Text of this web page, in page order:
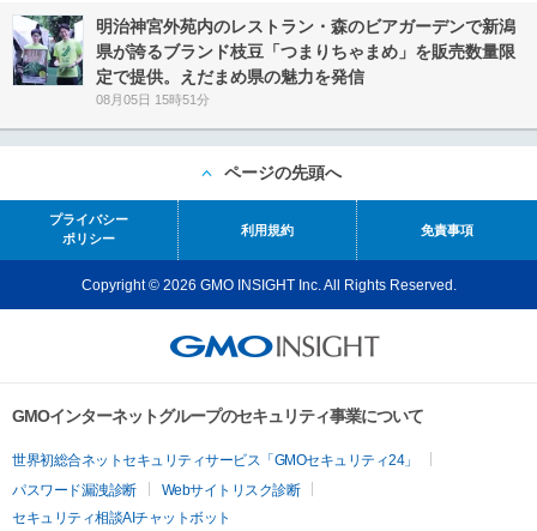
明治神宮外苑内のレストラン・森のビアガーデンで新潟
県が誇るブランド枝豆「つまりちゃまめ」を販売数量限
定で提供。えだまめ県の魅力を発信
08月05日 15時51分
ページの先頭へ
プライバシー
ポリシー
利用規約 免責事項
Copyright © 2026 GMO INSIGHT Inc. All Rights Reserved.
GMOインターネットグループのセキュリティ事業について
世界初総合ネットセキュリティサービス「GMOセキュリティ24」
パスワード漏洩診断
Webサイトリスク診断
セキュリティ相談AIチャットボット